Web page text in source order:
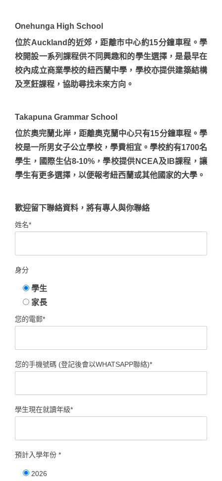
Onehunga High School
位於Auckland的近郊，距離市中心約15分鐘車程。學
校開設一系列課程供不同興趣和的學生選擇，是最早在
校內成立商業學校的紐西蘭中學，學校亦提供建築結構
及烹飪課程，協助尋找未來方向。
Takapuna Grammar School
位於奧完蘭北岸，距離奧克蘭中心只有15分鐘車程。學
校是一所男女子公立學校，學費相宜。學校約有1700名
學生，國際生佔8-10%，學校提供NCEA及IB課程，讓
學生有更多選擇，以便報考紐西蘭或其他國家的大學。
歡迎留下聯絡資料，將有專人與你聯絡
姓名*
身分
學生
家長
您的電郵*
您的手機號碼 (登記後會以WHATSAPP聯絡)*
學生現在就讀年級*
預計入學年份 *
2026